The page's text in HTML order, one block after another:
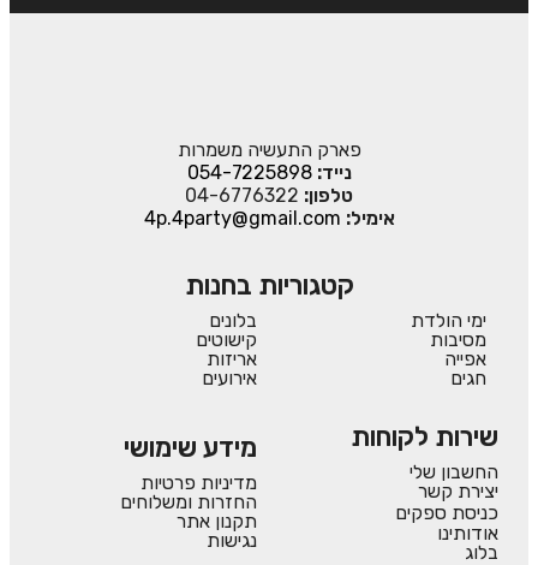
פארק התעשיה משמרות
נייד:054-7225898
טלפון: 04-6776322
אימיל: 4p.4party@gmail.com
קטגוריות בחנות
ימי הולדת
מסיבות
אפייה
חגים
בלונים
קישוטים
אריזות
אירועים
שירות לקוחות
החשבון שלי
יצירת קשר
כניסת ספקים
אודותינו
בלוג
מידע שימושי
מדיניות פרטיות
החזרות ומשלוחים
תקנון אתר
נגישות